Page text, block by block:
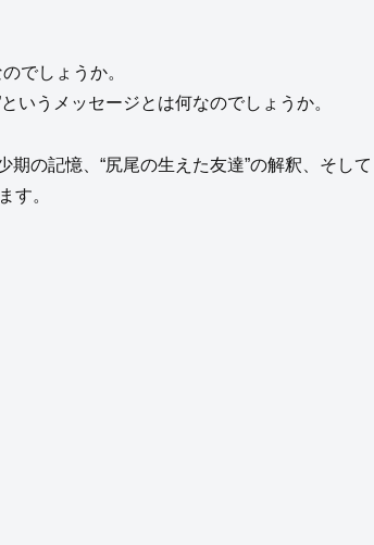
でしょうか。
いうメッセージとは何なのでしょうか。
の記憶、“尻尾の生えた友達”の解釈、そして
す。